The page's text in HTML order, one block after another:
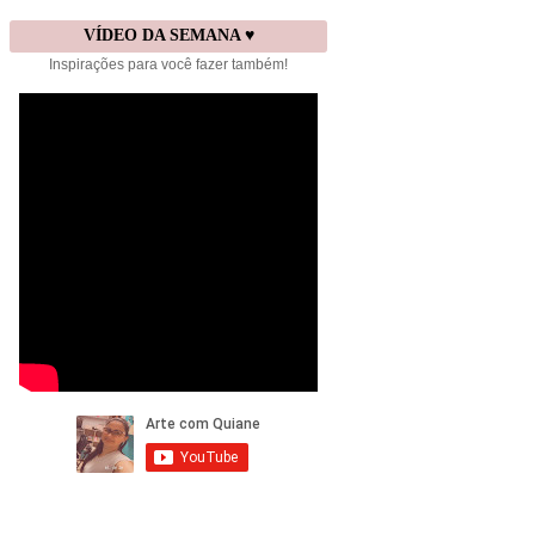
VÍDEO DA SEMANA ♥
Inspirações para você fazer também!